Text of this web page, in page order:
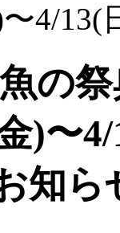
4/13(
の
)〜
知ら